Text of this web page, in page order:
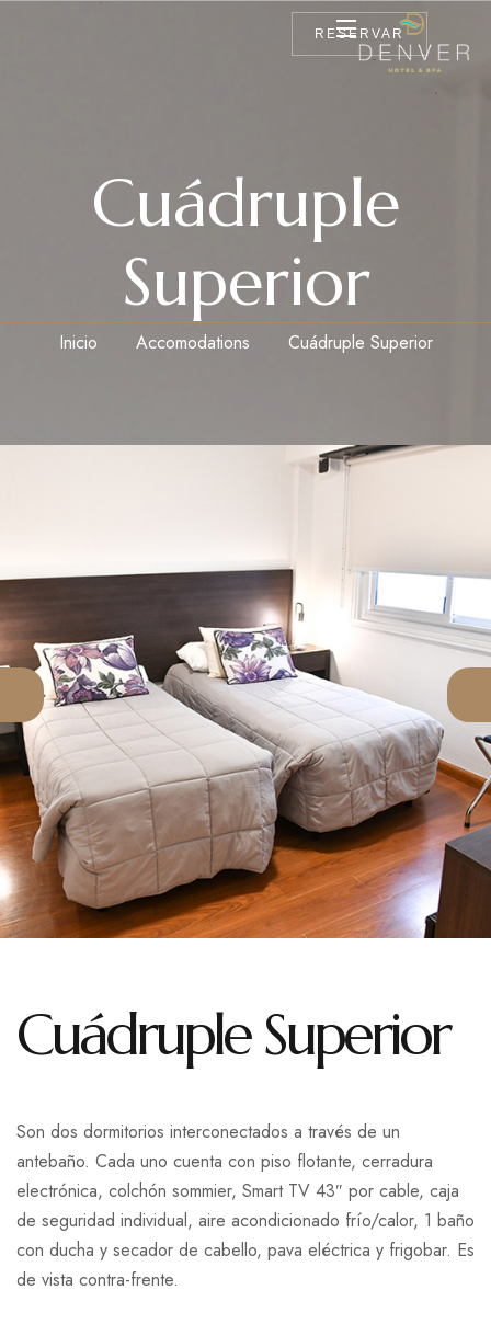
RESERVAR
Cuádruple
Superior
Inicio Accomodations Cuádruple Superior
Cuádruple Superior
Son dos dormitorios interconectados a través de un
antebaño. Cada uno cuenta con piso flotante, cerradura
electrónica, colchón sommier, Smart TV 43″ por cable, caja
de seguridad individual, aire acondicionado frío/calor, 1 baño
con ducha y secador de cabello, pava eléctrica y frigobar. Es
de vista contra-frente.